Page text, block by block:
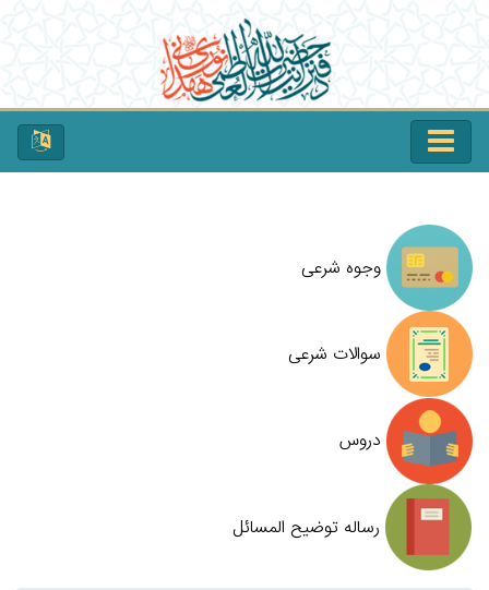
وجوه شرعی
سوالات شرعی
دروس
رساله توضیح المسائل